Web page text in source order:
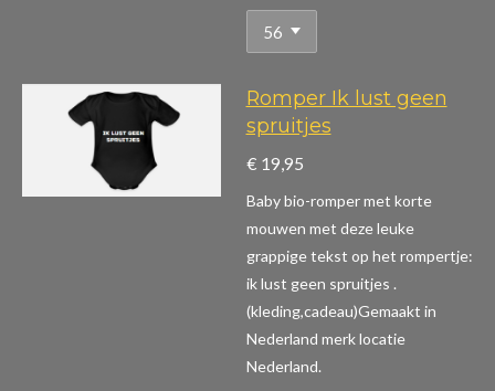
Romper Ik lust geen
spruitjes
€ 19,95
Baby bio-romper met korte
mouwen met deze leuke
grappige tekst op het rompertje:
ik lust geen spruitjes .
(kleding,cadeau)Gemaakt in
Nederland merk locatie
Nederland.